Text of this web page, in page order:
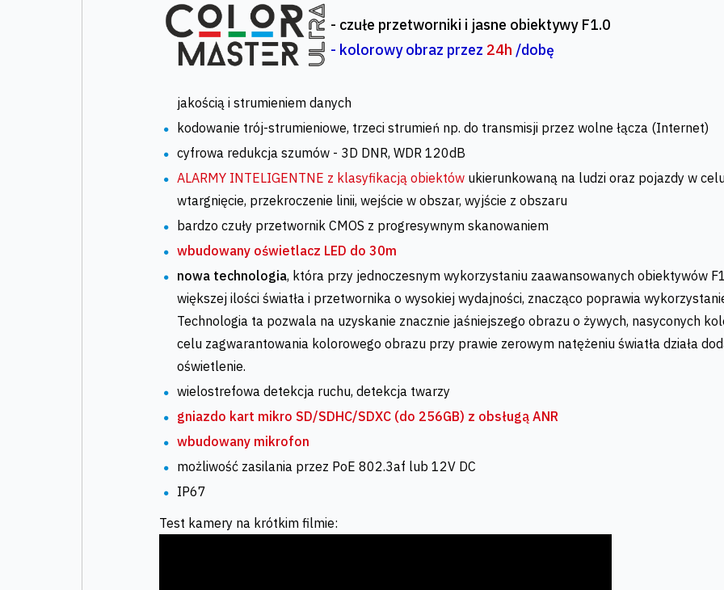
- czułe przetworniki i jasne obiektywy F1.0
- kolorowy obraz przez 24h /dobę
jakością i strumieniem danych
kodowanie trój-strumieniowe, trzeci strumień np. do transmisji przez wolne łącza (Internet)
cyfrowa redukcja szumów - 3D DNR, WDR 120dB
ALARMY INTELIGENTNE z klasyfikacją obiektówukierunkowaną na ludzi oraz pojazdy w
wtargnięcie, przekroczenie linii, wejście w obszar, wyjście z obszaru
bardzo czuły przetwornik CMOS z progresywnym skanowaniem
wbudowany oświetlacz LED do 30m
nowa technologia, która przy jednoczesnym wykorzystaniu zaawansowanych obiektywów
większej ilości światła i przetwornika o wysokiej wydajności, znacząco poprawia
Technologia ta pozwala na uzyskanie znacznie jaśniejszego obrazu o żywych, nasyconych
celu zagwarantowania kolorowego obrazu przy prawie zerowym natężeniu światła działa
oświetlenie.
wielostrefowa detekcja ruchu, detekcja twarzy
gniazdo kart mikro SD/SDHC/SDXC (do 256GB) z obsługą ANR
wbudowany mikrofon
możliwość zasilania przez PoE 802.3af lub 12V DC
IP67
Test kamery na krótkim filmie: